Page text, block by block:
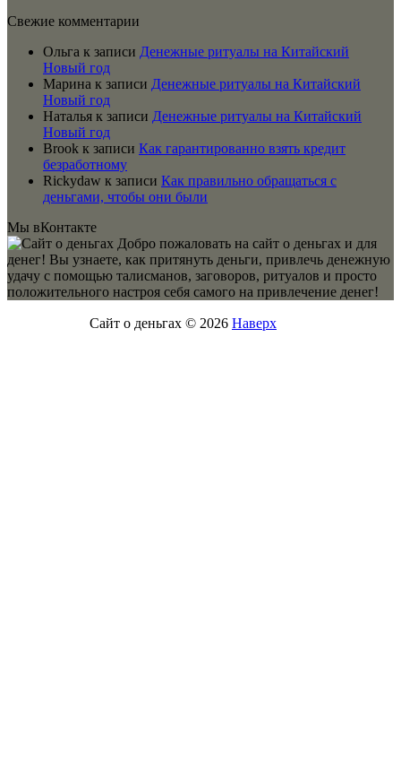
Свежие комментарии
Ольга к записи Денежные ритуалы на Китайский
Новый год
Марина к записи Денежные ритуалы на Китайский
Новый год
Наталья к записи Денежные ритуалы на Китайский
Новый год
Brook к записи Как гарантированно взять кредит
безработному
Rickydaw к записи Как правильно обращаться с
деньгами, чтобы они были
Мы вКонтакте
Добро пожаловать на сайт о деньгах и для
денег! Вы узнаете, как притянуть деньги, привлечь денежную
удачу с помощью талисманов, заговоров, ритуалов и просто
положительного настроя себя самого на привлечение денег!
Сайт о деньгах © 2026 Наверх